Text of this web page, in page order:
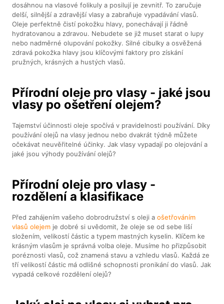
dosáhnou na vlasové folikuly a posilují je zevnitř. To zaručuje
delší, silnější a zdravější vlasy a zabraňuje vypadávání vlasů.
Oleje perfektně čistí pokožku hlavy, ponechávají ji řádně
hydratovanou a zdravou. Nebudete se již muset starat o lupy
nebo nadměrné olupování pokožky. Silné cibulky a osvěžená
zdravá pokožka hlavy jsou klíčovými faktory pro získání
pružných, krásných a hustých vlasů.
Přírodní oleje pro vlasy - jaké jsou
vlasy po ošetření olejem?
Tajemství účinnosti oleje spočívá v pravidelnosti používání. Díky
používání olejů na vlasy jednou nebo dvakrát týdně můžete
očekávat neuvěřitelné účinky. Jak vlasy vypadají po olejování a
jaké jsou výhody používání olejů?
Přírodní oleje pro vlasy -
rozdělení a klasifikace
Před zahájením vašeho dobrodružství s oleji aošetřováním
vlasů olejem je dobré si uvědomit, že oleje se od sebe liší
složením, velikostí částic a typem mastných kyselin. Klíčem ke
krásným vlasům je správná volba oleje. Musíme ho přizpůsobit
poréznosti vlasů, což znamená stavu a vzhledu vlasů. Každá ze
tří velikostí částic má odlišné schopnosti pronikání do vlasů. Jak
vypadá celkové rozdělení olejů?